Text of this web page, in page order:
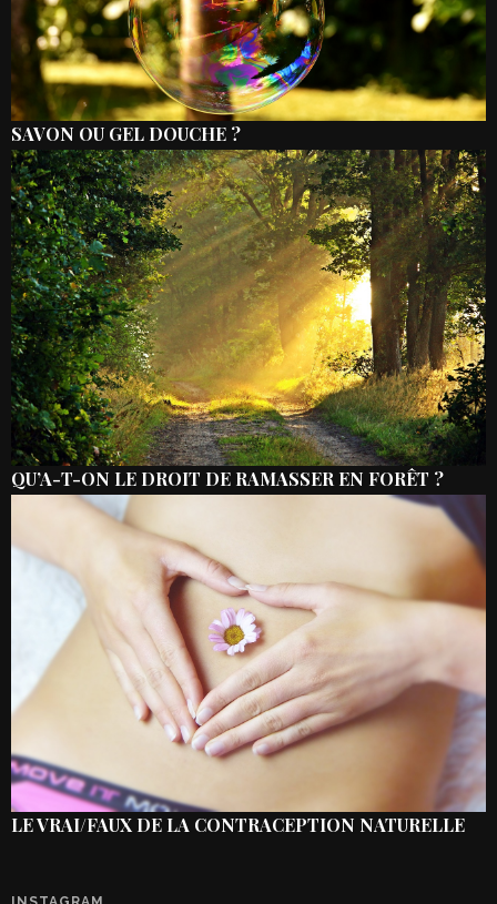
SAVON OU GEL DOUCHE ?
QU’A-T-ON LE DROIT DE RAMASSER EN FORÊT ?
LE VRAI/FAUX DE LA CONTRACEPTION NATURELLE